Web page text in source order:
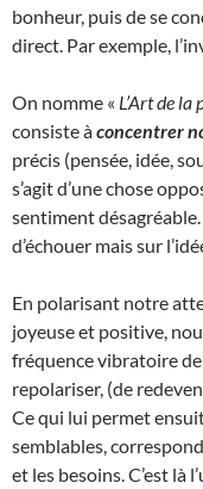
bonheur, puis de se
direct. Par exemple,
On nomme « L’Art de la
consiste àconcentrer
précis (pensée, idée,
s’agit d’une chose
sentiment
d’échouer mais sur
En polarisant notre
joyeuse et positive,
fréquence vibratoire
repolariser, (de
Ce qui lui permet
semblables,
et les besoins. C’est là